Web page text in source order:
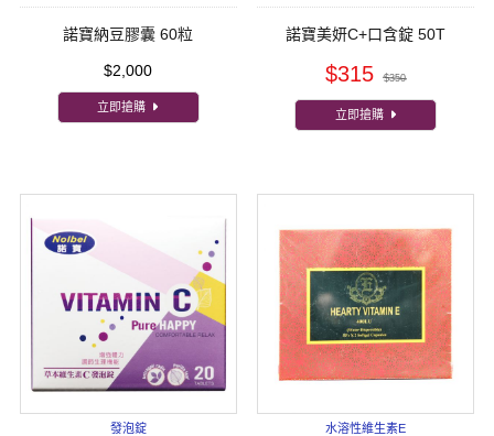
諾寶納豆膠囊 60粒
$2,000
立即搶購
諾寶美妍C+口含錠 50T
$315 $350
立即搶購
發泡錠 水溶性維生素E